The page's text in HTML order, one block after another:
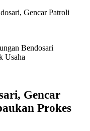
Gencar Patroli
Bendosari
Usaha
Gencar
Prokes